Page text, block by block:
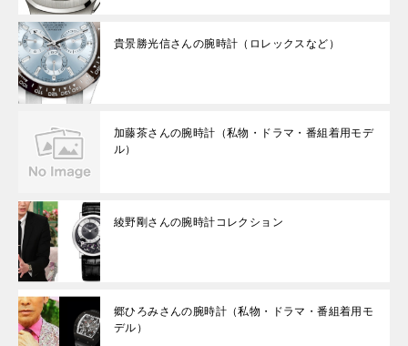
貴景勝光信さんの腕時計（ロレックスなど）
加藤茶さんの腕時計（私物・ドラマ・番組着用モデ
ル）
綾野剛さんの腕時計コレクション
郷ひろみさんの腕時計（私物・ドラマ・番組着用モ
デル）